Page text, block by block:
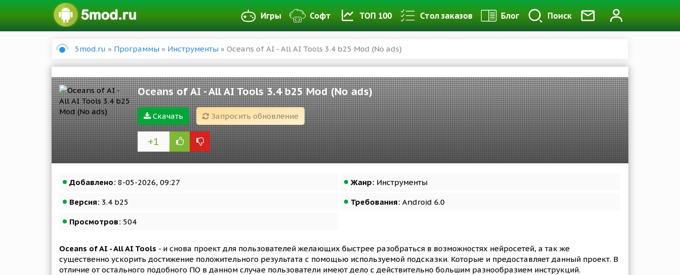
Игры Софт ТОП 100 Стол заказов Блог Поиск
5mod.ru » Программы » Инструменты » Oceans of AI - All AI Tools 3.4 b25 Mod (No ads)
Oceans of AI - All AI Tools 3.4 b25 Mod (No ads)
Скачать Запросить обновление
+1
Добавлено: 8-05-2026, 09:27 Жанр: Инструменты
Версия: 3.4 b25 Требования: Android 6.0
Просмотров: 504
Oceans of AI - All AI Tools - и снова проект для пользователей желающих быстрее разобраться в возможностях нейросетей, а так же
существенно ускорить достижение положительного результата с помощью используемой подсказки. Которые и предоставляет данный проект. В
отличие от остального подобного ПО в данном случае пользователи имеют дело с действительно большим разнообразием инструкций.